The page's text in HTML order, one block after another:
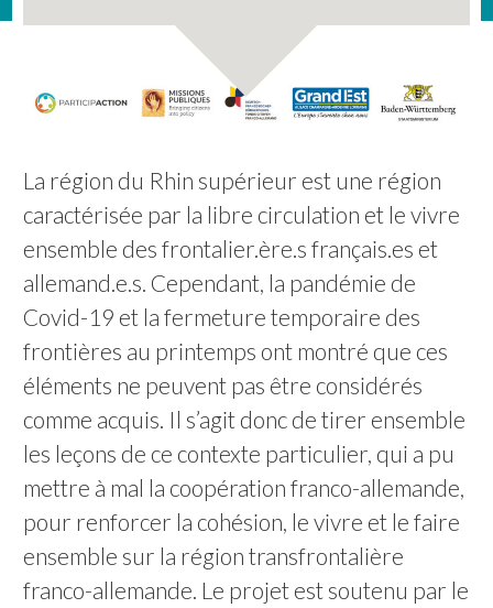
La région du Rhin supérieur est une région
caractérisée par la libre circulation et le vivre
ensemble des frontalier.ère.s français.es et
allemand.e.s. Cependant, la pandémie de
Covid-19 et la fermeture temporaire des
frontières au printemps ont montré que ces
éléments ne peuvent pas être considérés
comme acquis. Il s’agit donc de tirer ensemble
les leçons de ce contexte particulier, qui a pu
mettre à mal la coopération franco-allemande,
pour renforcer la cohésion, le vivre et le faire
ensemble sur la région transfrontalière
franco-allemande. Le projet est soutenu par le